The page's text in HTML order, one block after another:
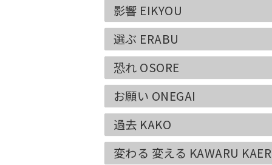
影響 EIKYOU
選ぶ ERABU
恐れ OSORE
お願い ONEGAI
過去 KAKO
変わる 変える KAWARU